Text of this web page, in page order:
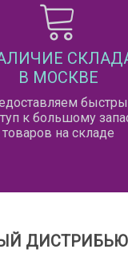
В МОСКВЕ
к большому
товаров на складе